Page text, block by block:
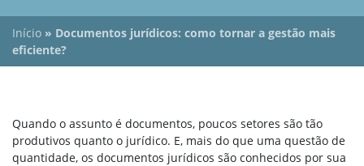
Início » Documentos jurídicos: como tornar a gestão mais
eficiente?
Quando o assunto é documentos, poucos setores são tão
produtivos quanto o jurídico. E, mais do que uma questão de
quantidade, os documentos jurídicos são conhecidos por sua